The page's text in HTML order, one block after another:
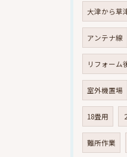
大津から草
アンテナ線
リフォーム
室外機置場
18畳用
難所作業